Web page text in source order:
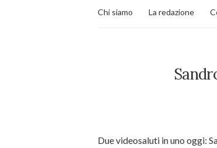
Chi siamo La redazione
Due videosaluti in uno oggi: